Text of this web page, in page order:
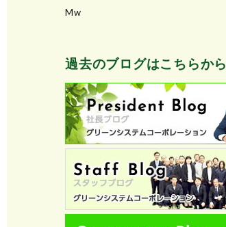
Mw
過去のブログはこちらから